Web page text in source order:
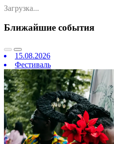
Загрузка...
Ближайшие события
15.08.2026
Фестиваль